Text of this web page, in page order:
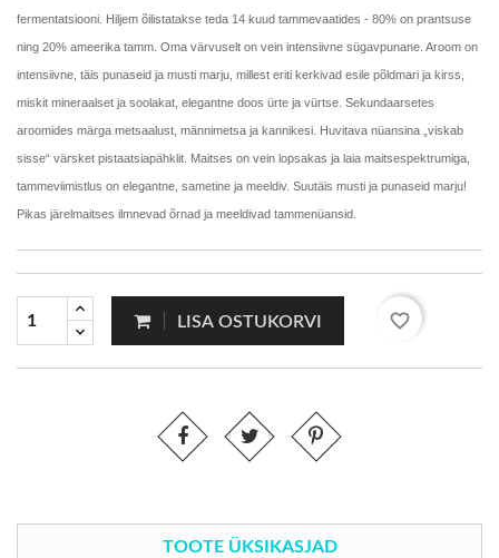
fermentatsiooni. Hiljem õilistatakse teda 14 kuud tammevaatides - 80% on prantsuse
ning 20% ameerika tamm. Oma värvuselt on vein intensiivne sügavpunane. Aroom on
intensiivne, täis punaseid ja musti marju, millest eriti kerkivad esile põldmari ja kirss,
miskit mineraalset ja soolakat, elegantne doos ürte ja vürtse. Sekundaarsetes
aroomides märga metsaalust, männimetsa ja kannikesi. Huvitava nüansina „viskab
sisse“ värsket pistaatsiapähklit. Maitses on vein lopsakas ja laia maitsespektrumiga,
tammeviimistlus on elegantne, sametine ja meeldiv. Suutäis musti ja punaseid marju!
Pikas järelmaitses ilmnevad õrnad ja meeldivad tammenüansid.
LISA OSTUKORVI favorite_border
TOOTE ÜKSIKASJAD